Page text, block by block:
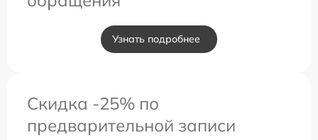
Узнать подробнее
Скидка -25% по
предварительной записи